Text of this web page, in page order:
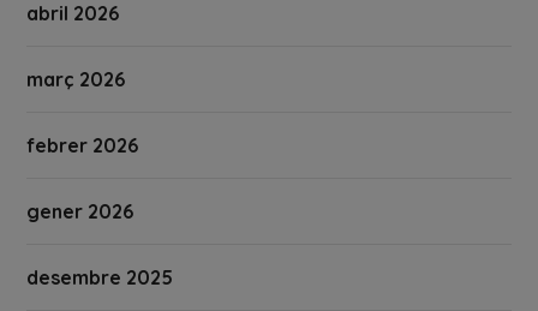
abril 2026
març 2026
febrer 2026
gener 2026
desembre 2025